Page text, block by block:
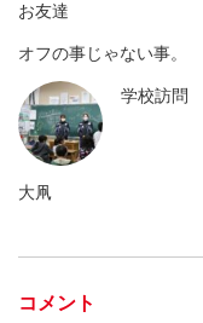
お友達
オフの事じゃない事。
学校訪問
大凧
コメント